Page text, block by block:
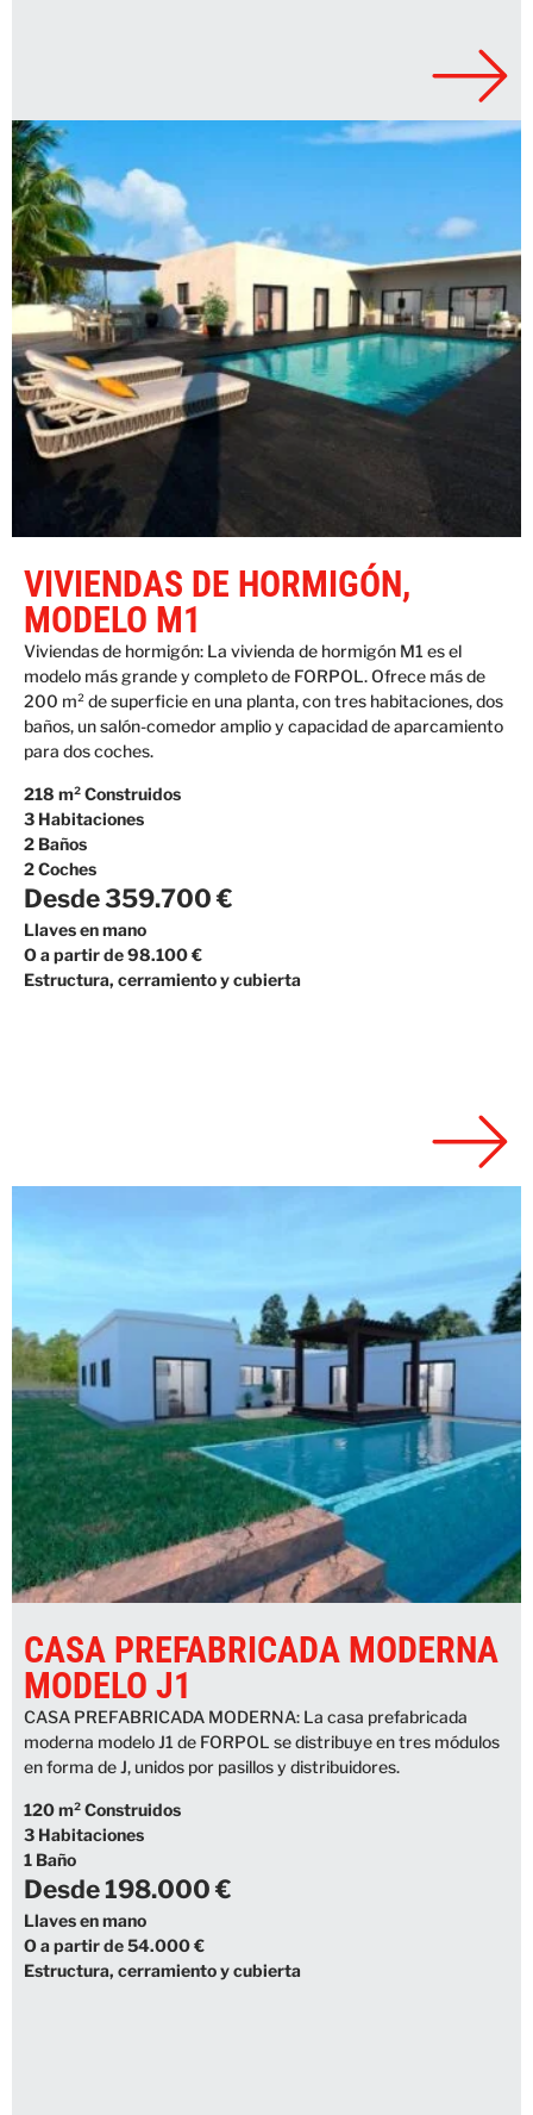
VIVIENDAS DE HORMIGÓN,
MODELO M1
Viviendas de hormigón: La vivienda de hormigón M1 es el
modelo más grande y completo de FORPOL. Ofrece más de
200 m² de superficie en una planta, con tres habitaciones, dos
baños, un salón-comedor amplio y capacidad de aparcamiento
para dos coches.
218 m² Construidos
3 Habitaciones
2 Baños
2 Coches
Desde 359.700 €
Llaves en mano
O a partir de 98.100 €
Estructura, cerramiento y cubierta
CASA PREFABRICADA MODERNA
MODELO J1
CASA PREFABRICADA MODERNA: La casa prefabricada
moderna modelo J1 de FORPOL se distribuye en tres módulos
en forma de J, unidos por pasillos y distribuidores.
120 m² Construidos
3 Habitaciones
1 Baño
Desde 198.000 €
Llaves en mano
O a partir de 54.000 €
Estructura, cerramiento y cubierta